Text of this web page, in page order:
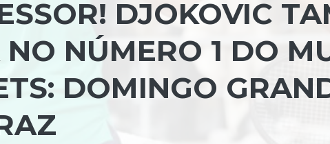
DJOKOVIC
NÚMERO 1 DO
DOMINGO